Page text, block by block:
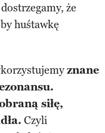
że
huśtawkę
znane
siłę,
Czyli